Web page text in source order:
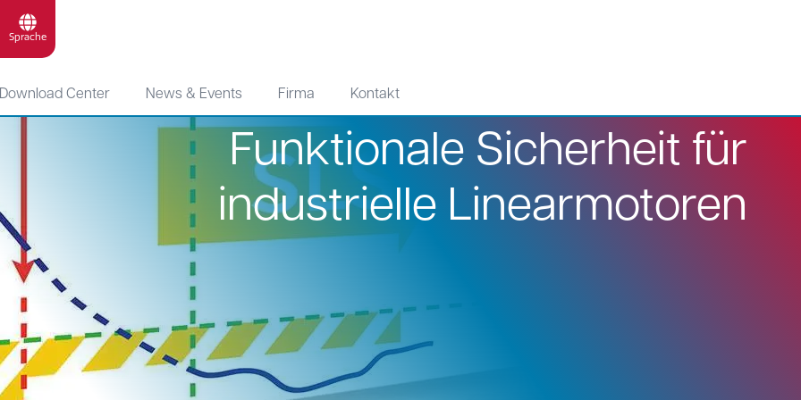
Sprache
Download Center News & Events Firma Kontakt
Funktionale Sicherheit für
industrielle Linearmotoren